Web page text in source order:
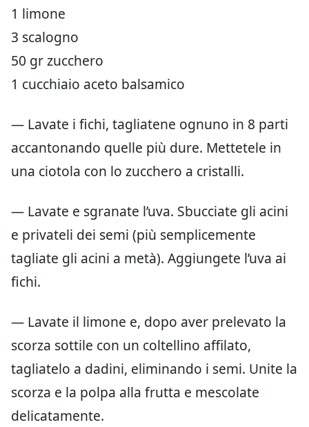
1 limone
3 scalogno
50 gr zucchero
1 cucchiaio aceto balsamico
— Lavate i fichi, tagliatene ognuno in 8 parti
accantonando quelle più dure. Mettetele in
una ciotola con lo zucchero a cristalli.
— Lavate e sgranate l’uva. Sbucciate gli acini
e privateli dei semi (più semplicemente
tagliate gli acini a metà). Aggiungete l’uva ai
fichi.
— Lavate il limone e, dopo aver prelevato la
scorza sottile con un coltellino affilato,
tagliatelo a dadini, eliminando i semi. Unite la
scorza e la polpa alla frutta e mescolate
delicatamente.